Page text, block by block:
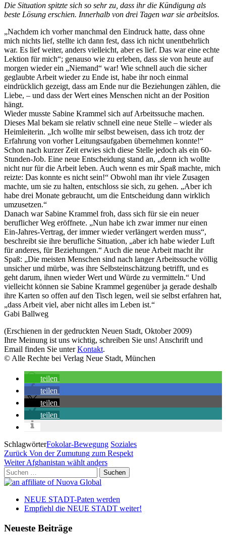
Die Situation spitzte sich so sehr zu, dass ihr die Kündigung als
beste Lösung erschien. Innerhalb von drei Tagen war sie arbeitslos.
„Nachdem ich vorher manchmal den Eindruck hatte, dass ohne
mich nichts lief, stellte ich dann fest, dass ich nicht unentbehrlich
war. Es lief weiter, anders vielleicht, aber es lief. Das war eine echte
Lektion für mich“; genauso wie zu erleben, dass sie von heute auf
morgen wieder ein „Niemand“ war! Wie schnell auch die sicher
geglaubte Arbeit wieder zu Ende ist, habe ihr noch einmal
eindrücklich gezeigt, dass am Ende nur die Beziehungen zählen, die
Liebe, – und dass der Wert eines Menschen nicht an der Position
hängt.
Wieder musste Sabine Krammel sich auf Arbeitssuche machen.
Dieses Mal bekam sie relativ schnell eine neue Stelle – wieder als
Heimleiterin. „Ich wollte mir selbst beweisen, dass ich trotz der
Erfahrung von vorher Leitungsaufgaben übernehmen konnte!“
Schon nach kurzer Zeit erwies sich diese Stelle jedoch als ein 60-
Stunden-Job. Eine neue Entscheidung stand an, „denn ich wollte
nicht nur für die Arbeit leben. Auch wenn es mir Spaß machte, mich
reizte: Das konnte es nicht sein!“ Obwohl man ihr viele Zusagen
machte, um sie zu halten, entschloss sie sich, zu gehen. „Aber ich
habe drei Monate gebraucht, um die Entscheidung dann wirklich
umzusetzen.“
Danach war Sabine Krammel froh, dass sich für sie ein neuer
beruflicher Weg eröffnete. „Nun habe ich zwar immer nur einen
Ein-Jahres-Vertrag, der immer wieder verlängert werden muss“,
beschreibt sie ihre berufliche Situation, „aber ich habe wieder Luft
für anderes, für Beziehungen.“ Auch die neue Arbeit macht ihr
Spaß: „Die meisten Menschen sind nach langer Arbeitssuche völlig
unsicher und mürbe, was ihre Selbsteinschätzung betrifft, und es
geht darum, ihnen wieder Wert und Würde zu vermitteln.“ Und
vielleicht können sie Sabine Krammel gegenüber ja gerade deshalb
ihre Karten so offen auf den Tisch legen, weil sie selbst erfahren hat,
„dass Arbeit viel, aber nicht alles im Leben ist.“
Gabi Ballweg
(Erschienen in der gedruckten Neuen Stadt, Oktober 2009)
Ihre Meinung ist uns wichtig, schreiben Sie uns! Anschrift und
Email finden Sie unterKontakt.
© Alle Rechte bei Verlag Neue Stadt, München
teilen
teilen
teilen
teilen
SchlagwörterFokolar-Bewegung Soziales
Beitragsnavigation
Vorheriger
Beitrag
Zurück Von der Zumutung zum Respekt
Nächster
Beitrag
Weiter Afghanistan wählt anders
Suchen
nach:
NEUE STADT-Paten werden
Empfiehl die NEUE STADT weiter!
Neueste Beiträge